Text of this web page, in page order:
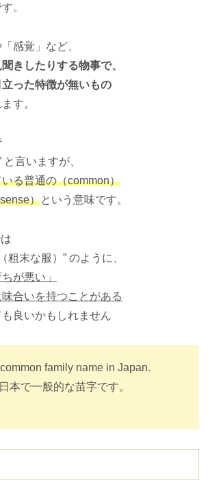
。
感覚」など、
きしたりする物事で、
った特徴が無いもの
す。
と言いますが、
る普通の（common）
）という意味です。
粗末な服）” のように、
が悪い」
合いを持つことがある
良いかもしれません
family name in Japan.
本で一般的な苗字です。